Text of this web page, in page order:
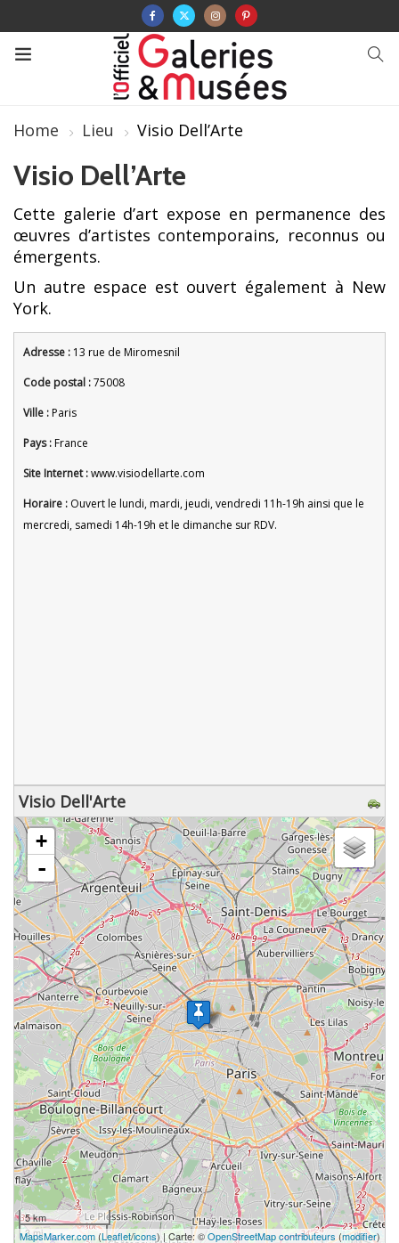
Home Lieu Visio Dell’Arte
Visio Dell’Arte
Cette galerie d’art expose en permanence des
œuvres d’artistes contemporains, reconnus ou
émergents.
Un autre espace est ouvert également à New
York.
Adresse : 13 rue de Miromesnil
Code postal :75008
Ville :Paris
Pays :France
Site Internet :www.visiodellarte.com
Horaire : Ouvert le lundi, mardi, jeudi, vendredi 11h-19h ainsi que le
mercredi, samedi 14h-19h et le dimanche sur RDV.
Visio Dell'Arte
chargement de la carte - veuillez patienter...
+
-
5 km
3 mi
MapsMarker.com(Leaflet/icons) | Carte: ©OpenStreetMap contributeurs(modifier)